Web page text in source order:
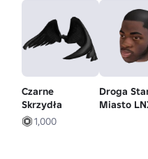
Czarne
Skrzydła
1,000
Droga
Miasto